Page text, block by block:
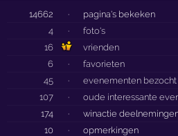
14662 ·
pagina's bekeken
4
·
foto's
16
vrienden
6
·
favorieten
45
·
evenementen bezocht
107
·
oude interessante
174
·
winactie
10
· opmerkingen